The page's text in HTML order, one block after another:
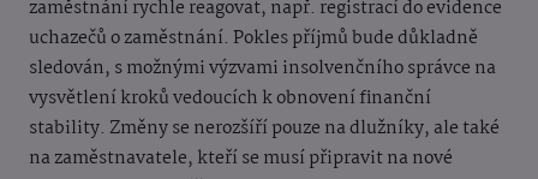
zaměstnání rychle reagovat, např. registrací do evidence
uchazečů o zaměstnání. Pokles příjmů bude důkladně
sledován, s možnými výzvami insolvenčního správce na
vysvětlení kroků vedoucích k obnovení finanční
stability. Změny se nerozšíří pouze na dlužníky, ale také
na zaměstnavatele, kteří se musí připravit na nové